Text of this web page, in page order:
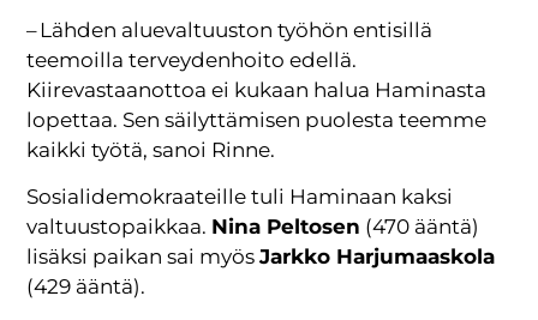
– Lähden aluevaltuuston työhön entisillä
teemoilla terveydenhoito edellä.
Kiirevastaanottoa ei kukaan halua Haminasta
lopettaa. Sen säilyttämisen puolesta teemme
kaikki työtä, sanoi Rinne.
Sosialidemokraateille tuli Haminaan kaksi
valtuustopaikkaa. Nina Peltosen (470 ääntä)
lisäksi paikan sai myösJarkko Harjumaaskola
(429 ääntä).